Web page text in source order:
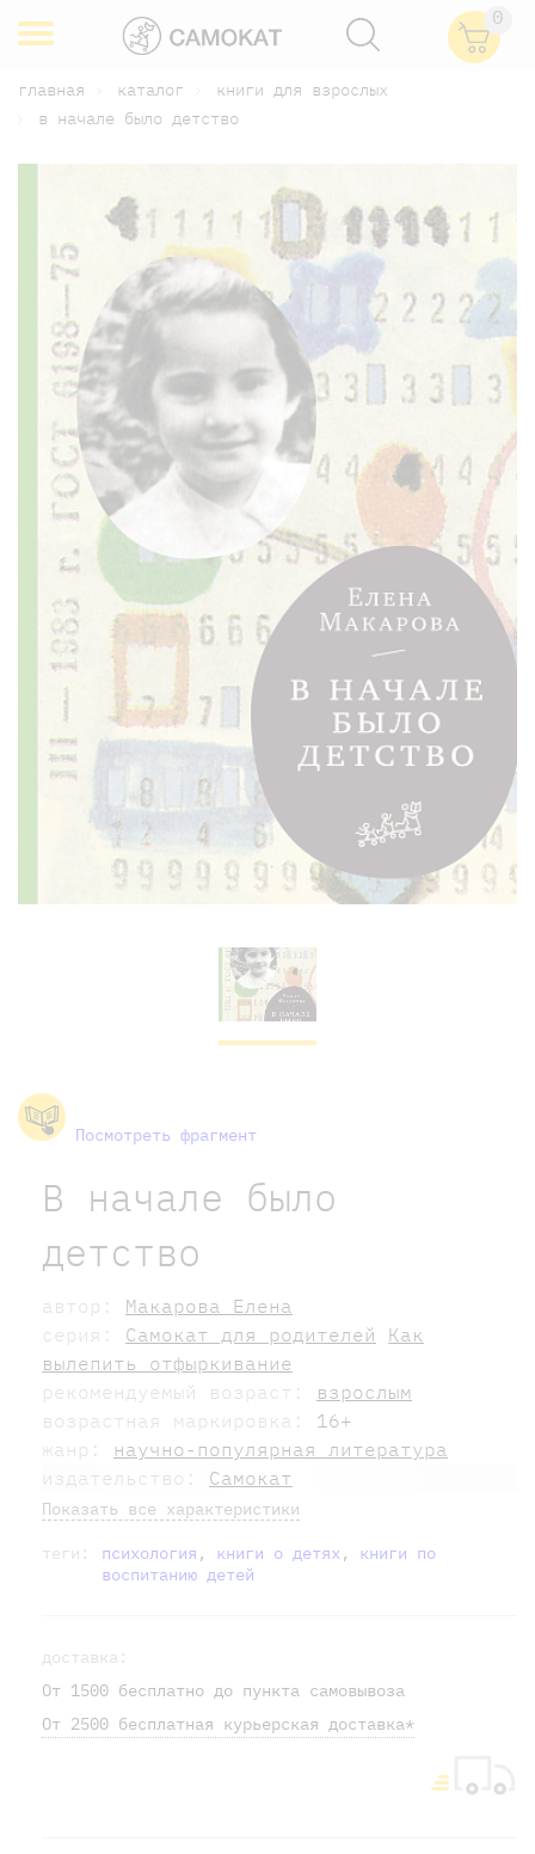
0
главная каталог
книги для взрослых
в начале было детство
Посмотреть фрагмент
В начале было
детство
автор: Макарова Елена
серия: Самокат для родителей
Как
вылепить отфыркивание
рекомендуемый возраст: взрослым
возрастная маркировка: 16+
жанр: научно-популярная литература
издательство: Самокат
Показать все характеристики
теги: психология , книги о детях , книги по
воспитанию детей
доставка:
От 1500 бесплатно до пункта самовывоза
От 2500 бесплатная курьерская доставка*